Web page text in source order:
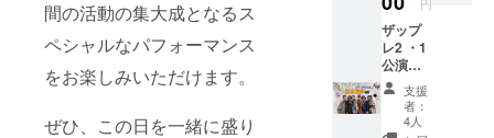
間の活動の集大成となるス
ペシャルなパフォーマンス
をお楽しみいただけます。
ぜひ、この日を一緒に盛り
ザップ
レ2 ・1
公演目
終演後
ステー
ジにて
支援
者：
4人